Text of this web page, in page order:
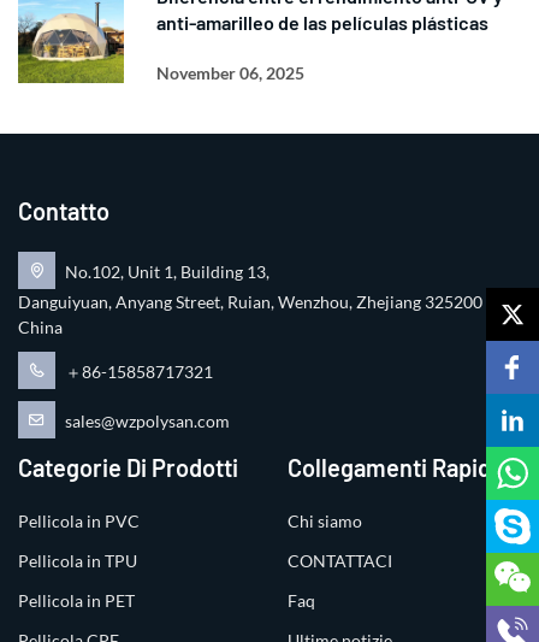
anti-amarilleo de las películas plásticas
November 06, 2025
Contatto
No.102, Unit 1, Building 13,
Danguiyuan, Anyang Street, Ruian, Wenzhou, Zhejiang 325200
China
＋86-15858717321
sales@wzpolysan.com
Categorie Di Prodotti
Pellicola in PVC
Pellicola in TPU
Pellicola in PET
Collegamenti Rapidi
Chi siamo
CONTATTACI
Faq